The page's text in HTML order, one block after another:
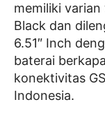
memiliki varian
Black dan
6.51″ Inch
baterai
konektivitas
Indonesia.